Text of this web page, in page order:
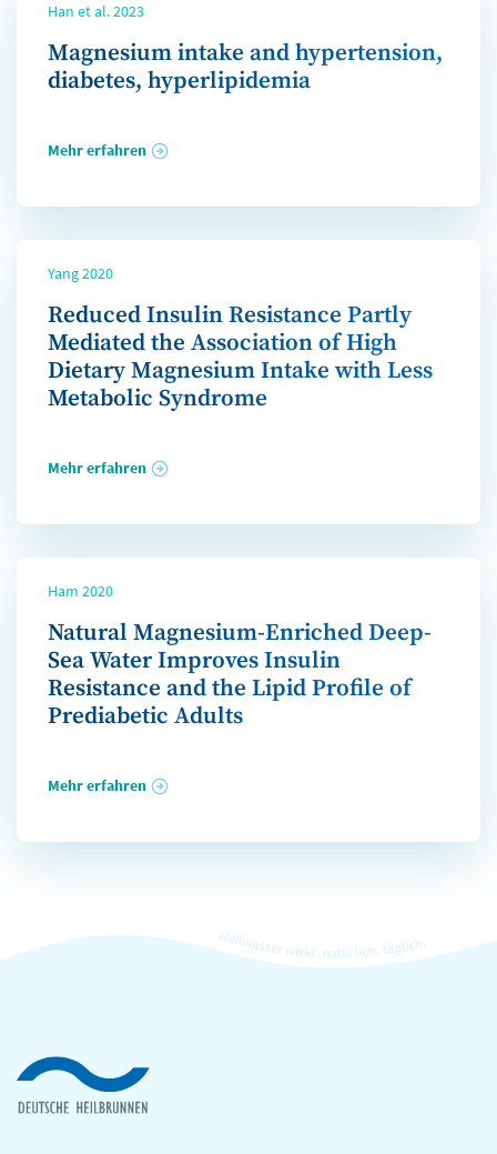
Han et al. 2023
Magnesium intake and hypertension,
diabetes, hyperlipidemia
Mehr erfahren
Yang 2020
Reduced Insulin Resistance Partly
Mediated the Association of High
Dietary Magnesium Intake with Less
Metabolic Syndrome
Mehr erfahren
Ham 2020
Natural Magnesium-Enriched Deep-
Sea Water Improves Insulin
Resistance and the Lipid Profile of
Prediabetic Adults
Mehr erfahren